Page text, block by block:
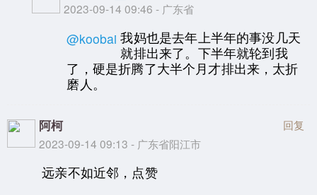
2023-09-14 09:46 - 广东省
@koobai 我妈也是去年上半年的事没几天
就排出来了。下半年就轮到我
了，硬是折腾了大半个月才排出来，太折
磨人。
阿柯
2023-09-14 09:13 - 广东省阳江市
回复
远亲不如近邻，点赞